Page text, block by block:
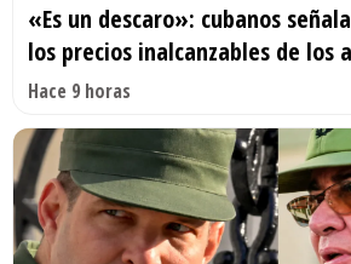
«Es un descaro»: cubanos
los precios inalcanzables de los
Hace 9 horas